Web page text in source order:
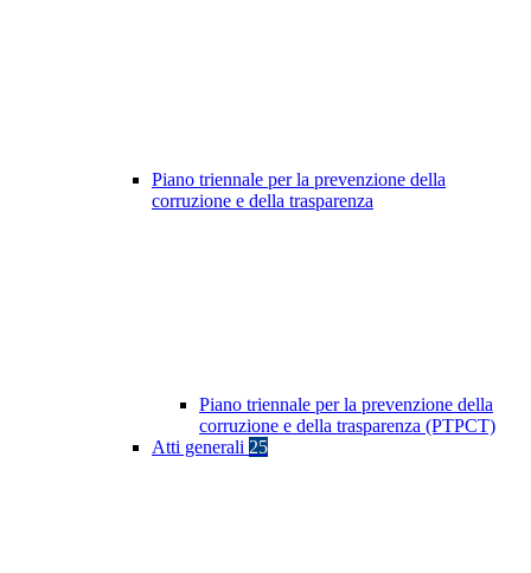
Piano triennale per la prevenzione della
corruzione e della trasparenza
Piano triennale per la prevenzione della
corruzione e della trasparenza (PTPCT)
Atti generali 25